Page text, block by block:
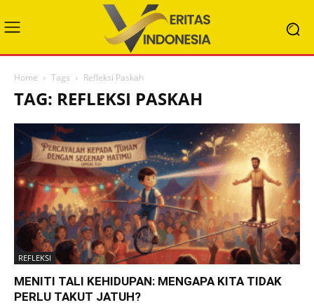
Home Tags Refleksi Paskah
TAG: REFLEKSI PASKAH
REFLEKSI
MENITI TALI KEHIDUPAN: MENGAPA KITA TIDAK
PERLU TAKUT JATUH?